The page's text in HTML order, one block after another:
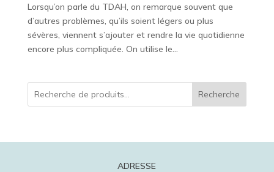
Lorsqu’on parle du TDAH, on remarque souvent que
d’autres problèmes, qu’ils soient légers ou plus
sévères, viennent s’ajouter et rendre la vie quotidienne
encore plus compliquée. On utilise le...
Recherche
ADRESSE